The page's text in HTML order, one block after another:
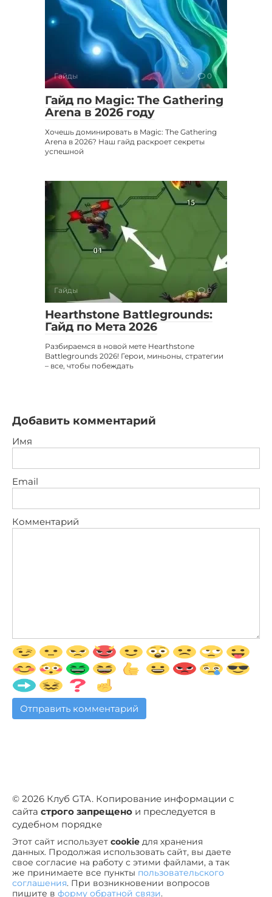
Гайды 0
Гайд по Magic: The Gathering
Arena в 2026 году
Хочешь доминировать в Magic: The Gathering
Arena в 2026? Наш гайд раскроет секреты
успешной
Гайды 0
Hearthstone Battlegrounds:
Гайд по Мета 2026
Разбираемся в новой мете Hearthstone
Battlegrounds 2026! Герои, миньоны, стратегии
– все, чтобы побеждать
Добавить комментарий
Имя
Email
Комментарий
© 2026 Клуб GTA. Копирование информации с
сайта строго запрещено и преследуется в
судебном порядке
Этот сайт использует cookie для хранения
данных. Продолжая использовать сайт, вы даете
свое согласие на работу с этими файлами, а так
же принимаете все пункты пользовательского
соглашения. При возникновении вопросов
пишите в форму обратной связи.